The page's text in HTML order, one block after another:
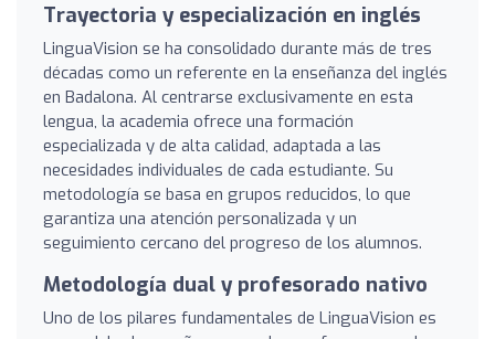
Trayectoria y especialización en inglés
LinguaVision se ha consolidado durante más de tres
décadas como un referente en la enseñanza del inglés
en Badalona. Al centrarse exclusivamente en esta
lengua, la academia ofrece una formación
especializada y de alta calidad, adaptada a las
necesidades individuales de cada estudiante. Su
metodología se basa en grupos reducidos, lo que
garantiza una atención personalizada y un
seguimiento cercano del progreso de los alumnos.
Metodología dual y profesorado nativo
Uno de los pilares fundamentales de LinguaVision es